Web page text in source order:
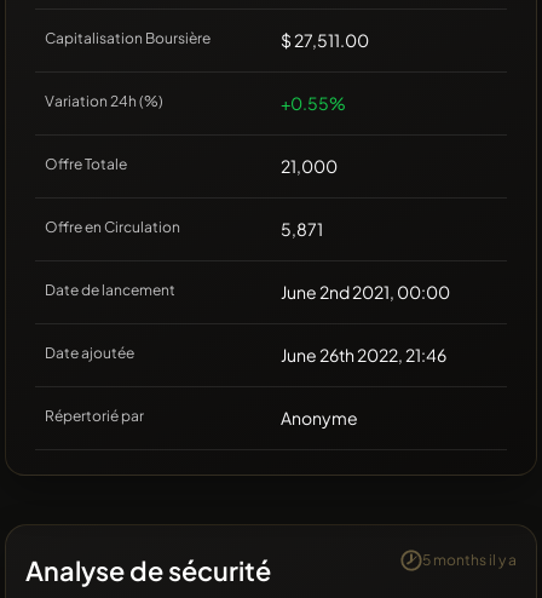
Capitalisation Boursière $ 27,511.00
Variation 24h (%) +0.55%
Offre Totale 21,000
Offre en Circulation 5,871
Date de lancement June 2nd 2021, 00:00
Date ajoutée June 26th 2022, 21:46
Répertorié par Anonyme
Analyse de sécurité 5 months il y a